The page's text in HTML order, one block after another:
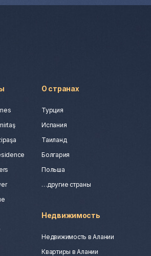
О странах
Турция
Испания
Таиланд
Болгария
Польша
…другие страны
Недвижимость
Недвижимость в Алании
Квартиры в Алании